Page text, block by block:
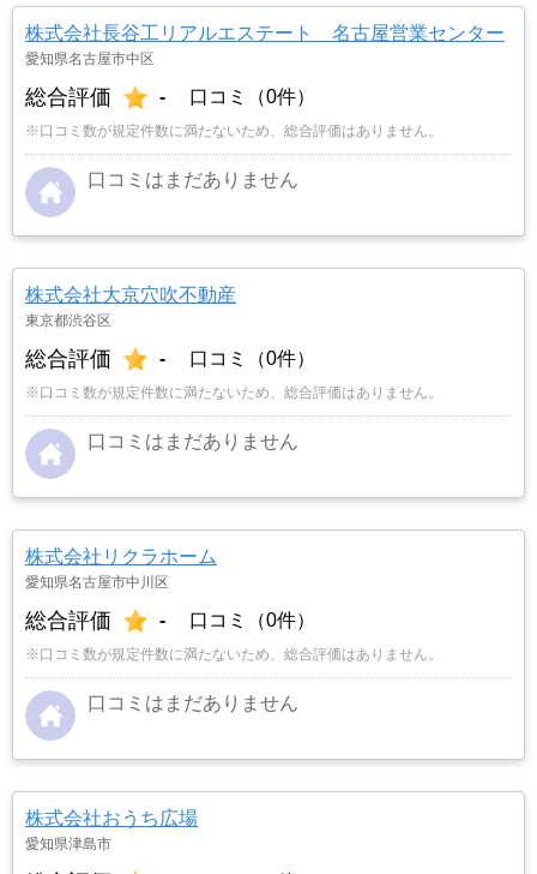
株式会社長谷工リアルエステート 名古屋営業センター
愛知県名古屋市中区
総合評価 - 口コミ（0件）
※口コミ数が規定件数に満たないため、総合評価はありません。
口コミはまだありません
株式会社大京穴吹不動産
東京都渋谷区
総合評価 - 口コミ（0件）
※口コミ数が規定件数に満たないため、総合評価はありません。
口コミはまだありません
株式会社リクラホーム
愛知県名古屋市中川区
総合評価 - 口コミ（0件）
※口コミ数が規定件数に満たないため、総合評価はありません。
口コミはまだありません
株式会社おうち広場
愛知県津島市